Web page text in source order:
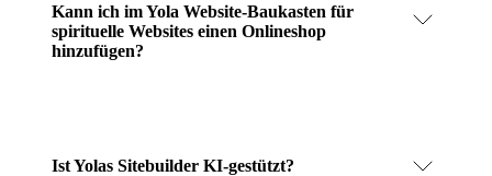
Kann ich im Yola Website-Baukasten für
spirituelle Websites einen Onlineshop
hinzufügen?
Ist Yolas Sitebuilder KI-gestützt?